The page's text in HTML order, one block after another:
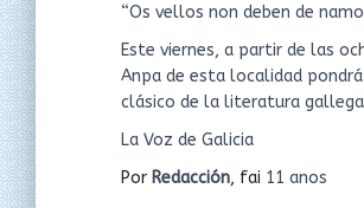
“Os vellos non deben de
Este viernes, a partir de las
Anpa de esta localidad
clásico de la literatura
La Voz de Galicia
Por Redacción, fai 11 anos